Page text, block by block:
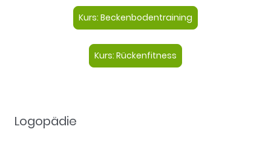
Kurs: Beckenbodentraining
Kurs: Rückenfitness
Logopädie